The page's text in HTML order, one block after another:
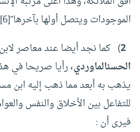
الموجودات ويتصل أولها بآخرها”[6]
2) كما نجد أيضا عند معاصر
الحسنالماوردي،رأيا صريحا في
يذهب به أبعد مما ذهب إليه ابن
للتفاعل بين الأخلاق والنفس
فيرى أن :